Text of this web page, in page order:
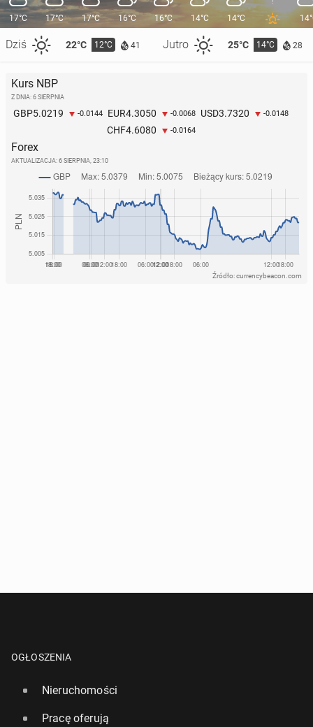
17°C
Dziś 22°C 12°C 41 Jutro 25°C 14°C 28
17°C 17°C 16°C 16°C 14°C 14°C
Kurs NBP
Z DNIA: 6 SIERPNIA
GBP5.0219 -0.0144 EUR4.3050 -0.0068 USD3.7320 -0.0148
CHF4.6080 -0.0164
Forex
AKTUALIZACJA: 6 SIERPNIA, 23:10
Źródło: currencybeacon.com
OGŁOSZENIA
Nieruchomości
Pracę oferują